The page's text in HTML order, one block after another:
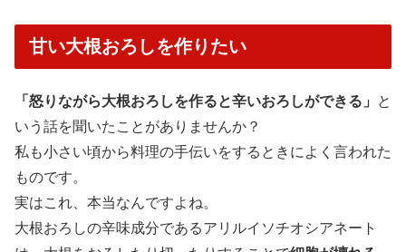
甘い大根おろしを作りたい
「怒りながら大根おろしを作ると辛いおろしができる」
と
いう話を聞いたことがありませんか？
私も小さい頃から料理の手伝いをするときによく言われた
ものです。
実はこれ、本当なんですよね。
大根おろしの辛味成分であるアリルイソチオシアネート